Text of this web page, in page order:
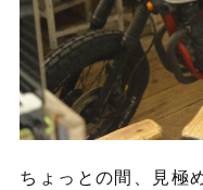
ちょっとの間、見極